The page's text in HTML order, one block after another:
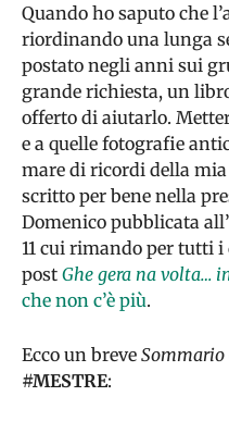
Quando ho saputo che
riordinando una lunga
postato negli anni sui
grande richiesta, un
offerto di aiutarlo.
e a quelle fotografie
mare di ricordi della
scritto per bene nella
Domenico pubblicata
11 cui rimando per tutti
post Ghe gera na volta…
che non c’è più.
Ecco un breve Sommario
#MESTRE: